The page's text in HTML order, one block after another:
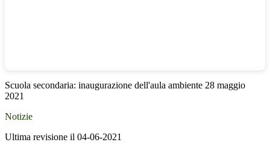
Scuola secondaria: inaugurazione dell'aula ambiente 28 maggio
2021
Notizie
Ultima revisione il 04-06-2021